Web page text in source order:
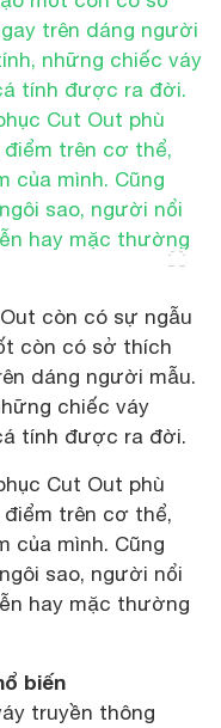
còn có sự ngẫu
còn có sở thích
dáng người mẫu.
chiếc váy
tính được ra đời.
Cut Out phù
trên cơ thể,
của mình. Cũng
sao, người nổi
hay mặc thường
biến
truyền thông